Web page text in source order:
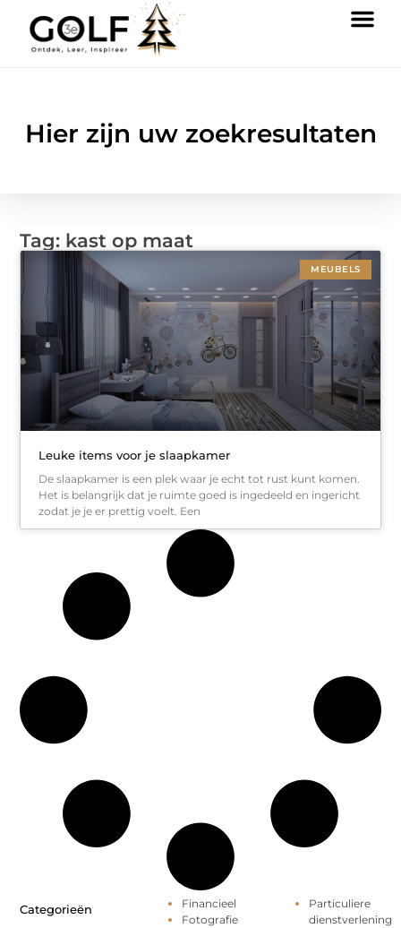
Hier zijn uw zoekresultaten
Tag: kast op maat
MEUBELS
Leuke items voor je slaapkamer
De slaapkamer is een plek waar je echt tot rust kunt komen.
Het is belangrijk dat je ruimte goed is ingedeeld en ingericht
zodat je je er prettig voelt. Een
Categorieën
Financieel
Fotografie
Particuliere
dienstverlening